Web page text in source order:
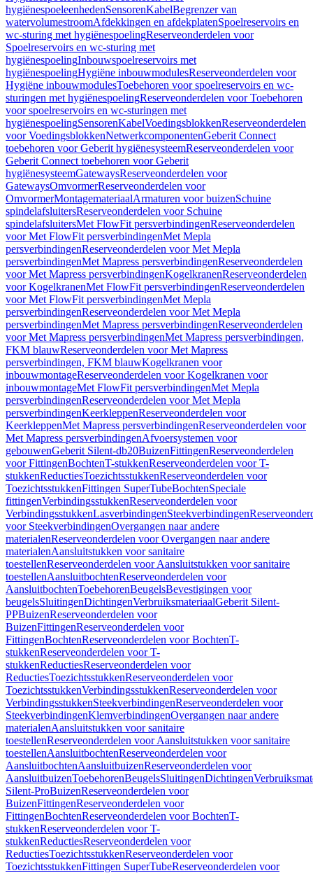
hygiënespoeleenhedenSensorenKabelBegrenzer van
watervolumestroomAfdekkingen en afdekplatenSpoelreservoirs en
wc-sturing met hygiënespoelingReserveonderdelen voor
Spoelreservoirs en wc-sturing met
hygiënespoelingInbouwspoelreservoirs met
hygiënespoelingHygiëne inbouwmodulesReserveonderdelen voor
Hygiëne inbouwmodulesToebehoren voor spoelreservoirs en wc-
sturingen met hygiënespoelingReserveonderdelen voor Toebehoren
voor spoelreservoirs en wc-sturingen met
hygiënespoelingSensorenKabelVoedingsblokkenReserveonderdelen
voor VoedingsblokkenNetwerkcomponentenGeberit Connect
toebehoren voor Geberit hygiënesysteemReserveonderdelen voor
Geberit Connect toebehoren voor Geberit
hygiënesysteemGatewaysReserveonderdelen voor
GatewaysOmvormerReserveonderdelen voor
OmvormerMontagemateriaalArmaturen voor buizenSchuine
spindelafsluitersReserveonderdelen voor Schuine
spindelafsluitersMet FlowFit persverbindingenReserveonderdelen
voor Met FlowFit persverbindingenMet Mepla
persverbindingenReserveonderdelen voor Met Mepla
persverbindingenMet Mapress persverbindingenReserveonderdelen
voor Met Mapress persverbindingenKogelkranenReserveonderdelen
voor KogelkranenMet FlowFit persverbindingenReserveonderdelen
voor Met FlowFit persverbindingenMet Mepla
persverbindingenReserveonderdelen voor Met Mepla
persverbindingenMet Mapress persverbindingenReserveonderdelen
voor Met Mapress persverbindingenMet Mapress persverbindingen,
FKM blauwReserveonderdelen voor Met Mapress
persverbindingen, FKM blauwKogelkranen voor
inbouwmontageReserveonderdelen voor Kogelkranen voor
inbouwmontageMet FlowFit persverbindingenMet Mepla
persverbindingenReserveonderdelen voor Met Mepla
persverbindingenKeerkleppenReserveonderdelen voor
KeerkleppenMet Mapress persverbindingenReserveonderdelen voor
Met Mapress persverbindingenAfvoersystemen voor
gebouwenGeberit Silent-db20BuizenFittingenReserveonderdelen
voor FittingenBochtenT-stukkenReserveonderdelen voor T-
stukkenReductiesToezichtsstukkenReserveonderdelen voor
ToezichtsstukkenFittingen SuperTubeBochtenSpeciale
fittingenVerbindingsstukkenReserveonderdelen voor
VerbindingsstukkenLasverbindingenSteekverbindingen
voor SteekverbindingenOvergangen naar andere
materialenReserveonderdelen voor Overgangen naar andere
materialenAansluitstukken voor sanitaire
toestellenReserveonderdelen voor Aansluitstukken voor sanitaire
toestellenAansluitbochtenReserveonderdelen voor
AansluitbochtenToebehorenBeugelsBevestigingen voor
beugelsSluitingenDichtingenVerbruiksmateriaalGeberit Silent-
PPBuizenReserveonderdelen voor
BuizenFittingenReserveonderdelen voor
FittingenBochtenReserveonderdelen voor BochtenT-
stukkenReserveonderdelen voor T-
stukkenReductiesReserveonderdelen voor
ReductiesToezichtsstukkenReserveonderdelen voor
ToezichtsstukkenVerbindingsstukkenReserveonderdelen voor
VerbindingsstukkenSteekverbindingenReserveonderdelen voor
SteekverbindingenKlemverbindingenOvergangen naar andere
materialenAansluitstukken voor sanitaire
toestellenReserveonderdelen voor Aansluitstukken voor sanitaire
toestellenAansluitbochtenReserveonderdelen voor
AansluitbochtenAansluitbuizenReserveonderdelen voor
AansluitbuizenToebehorenBeugelsSluitingenDichtingen
Silent-ProBuizenReserveonderdelen voor
BuizenFittingenReserveonderdelen voor
FittingenBochtenReserveonderdelen voor BochtenT-
stukkenReserveonderdelen voor T-
stukkenReductiesReserveonderdelen voor
ReductiesToezichtsstukkenReserveonderdelen voor
ToezichtsstukkenFittingen SuperTubeReserveonderdelen voor